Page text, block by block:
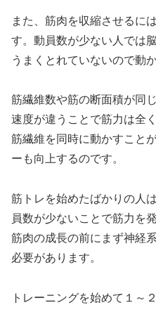
また、筋肉を収縮させるに
す。動員数が少ない人では
うまくとれていないので動
筋繊維数や筋の断面積が同
速度が違うことで筋力は全
筋繊維を同時に動かすこと
ーも向上するのです。
筋トレを始めたばかりの人
員数が少ないことで筋力を
筋肉の成長の前にまず神経
必要があります。
トレーニングを始めて１～